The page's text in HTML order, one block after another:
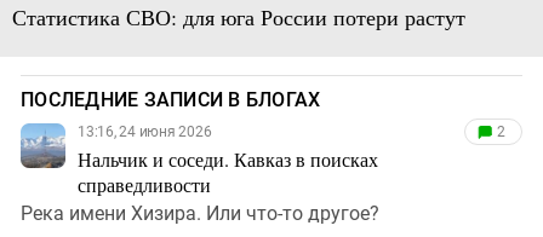
Статистика СВО: для юга России потери растут
ПОСЛЕДНИЕ ЗАПИСИ В БЛОГАХ
13:16, 24 июня 2026
Нальчик и соседи. Кавказ в поисках
справедливости
2
Река имени Хизира. Или что-то другое?